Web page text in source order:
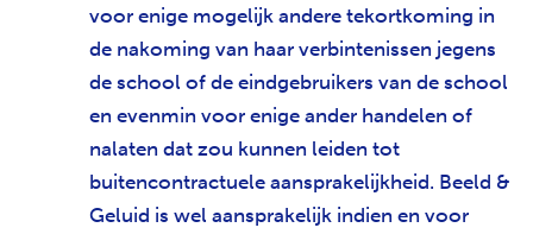
voor enige mogelijk andere tekortkoming in
de nakoming van haar verbintenissen jegens
de school of de eindgebruikers van de school
en evenmin voor enige ander handelen of
nalaten dat zou kunnen leiden tot
buitencontractuele aansprakelijkheid. Beeld &
Geluid is wel aansprakelijk indien en voor